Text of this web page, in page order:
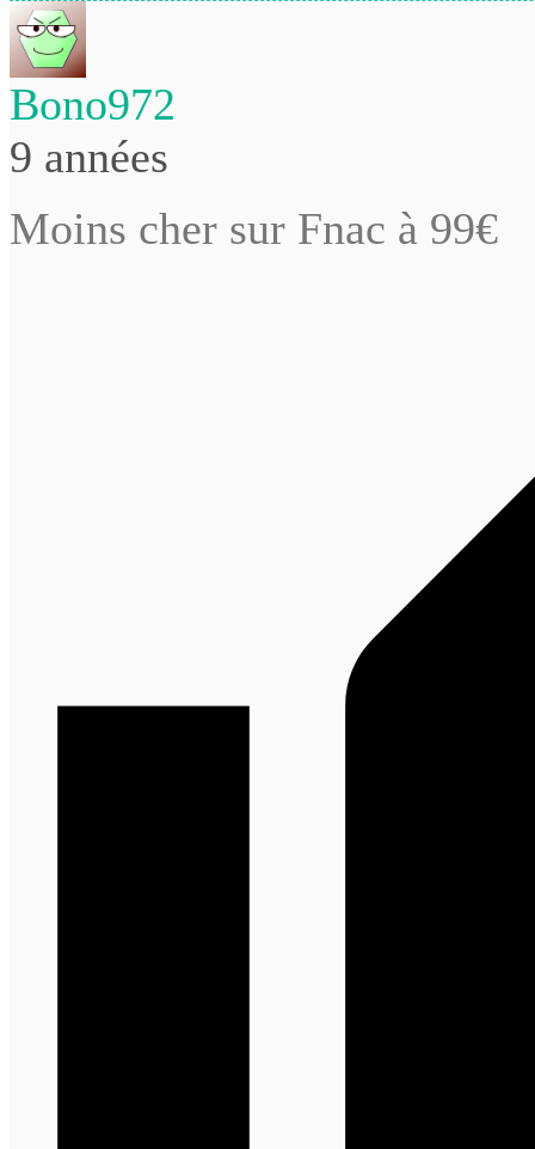
Bono972
9 années
Moins cher sur Fnac à 99€